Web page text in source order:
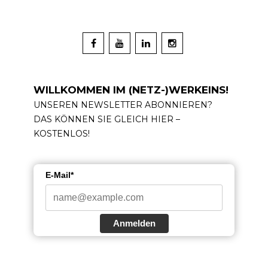
WILLKOMMEN IM (NETZ-)WERKEINS!
UNSEREN NEWSLETTER ABONNIEREN?
DAS KÖNNEN SIE GLEICH HIER –
KOSTENLOS!
E-Mail*
Anmelden